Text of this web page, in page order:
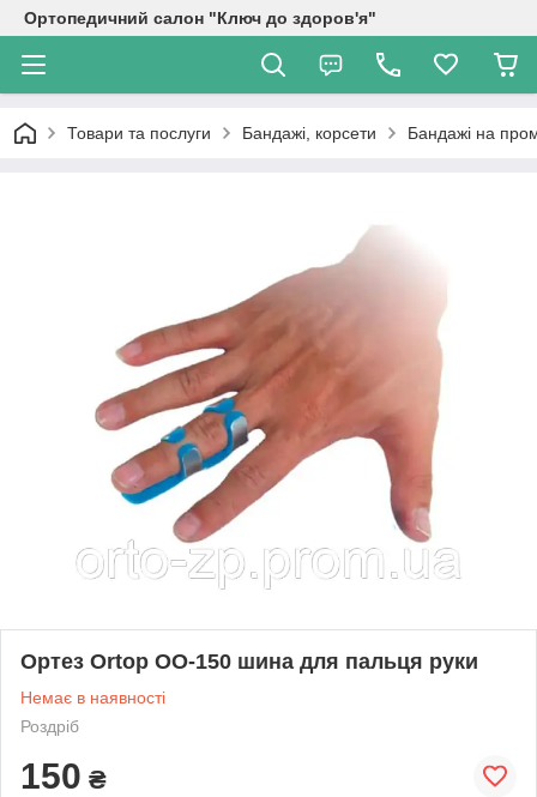
Ортопедичний салон "Ключ до здоров'я"
Товари та послуги Бандажі, корсети Бандажі на
Ортез Ortop OO-150 шина для пальця руки
Немає в наявності
Роздріб
150 ₴